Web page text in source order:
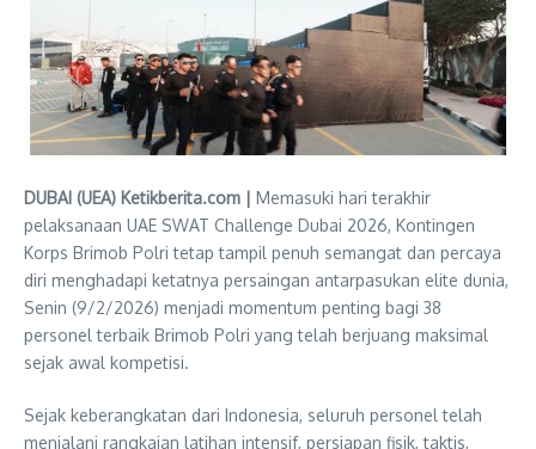
DUBAI (UEA) Ketikberita.com | Memasuki hari terakhir
pelaksanaan UAE SWAT Challenge Dubai 2026, Kontingen
Korps Brimob Polri tetap tampil penuh semangat dan percaya
diri menghadapi ketatnya persaingan antarpasukan elite dunia,
Senin (9/2/2026) menjadi momentum penting bagi 38
personel terbaik Brimob Polri yang telah berjuang maksimal
sejak awal kompetisi.
Sejak keberangkatan dari Indonesia, seluruh personel telah
menjalani rangkaian latihan intensif, persiapan fisik, taktis,